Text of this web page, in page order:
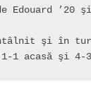
Edouard ’20
şi în
1 acasă şi